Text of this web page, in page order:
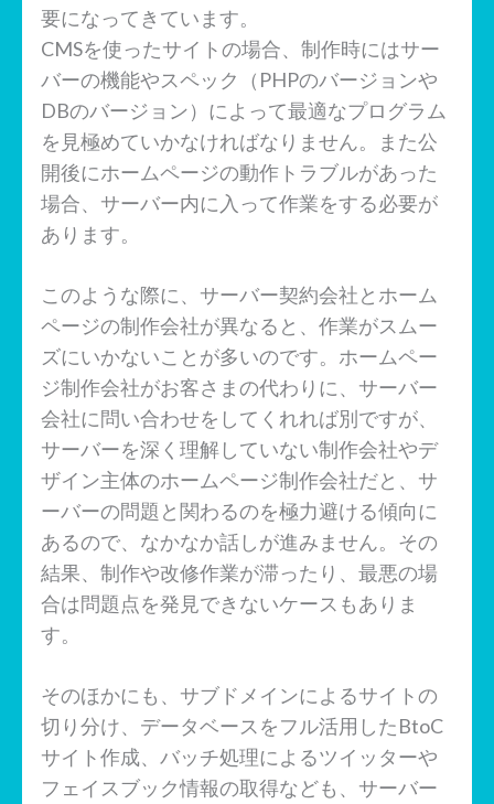
要になってきています。
CMSを使ったサイトの場合、制作時にはサー
バーの機能やスペック（PHPのバージョンや
DBのバージョン）によって最適なプログラム
を見極めていかなければなりません。また公
開後にホームページの動作トラブルがあった
場合、サーバー内に入って作業をする必要が
あります。
このような際に、サーバー契約会社とホーム
ページの制作会社が異なると、作業がスムー
ズにいかないことが多いのです。ホームペー
ジ制作会社がお客さまの代わりに、サーバー
会社に問い合わせをしてくれれば別ですが、
サーバーを深く理解していない制作会社やデ
ザイン主体のホームページ制作会社だと、サ
ーバーの問題と関わるのを極力避ける傾向に
あるので、なかなか話しが進みません。その
結果、制作や改修作業が滞ったり、最悪の場
合は問題点を発見できないケースもありま
す。
そのほかにも、サブドメインによるサイトの
切り分け、データベースをフル活用したBtoC
サイト作成、バッチ処理によるツイッターや
フェイスブック情報の取得なども、サーバー